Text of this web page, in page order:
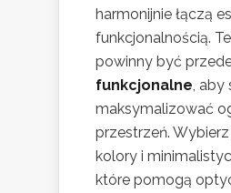
harmonijnie łączą
funkcjonalnością.
powinny być
funkcjonalne, aby
maksymalizować
przestrzeń. Wybierz
kolory i
które pomogą